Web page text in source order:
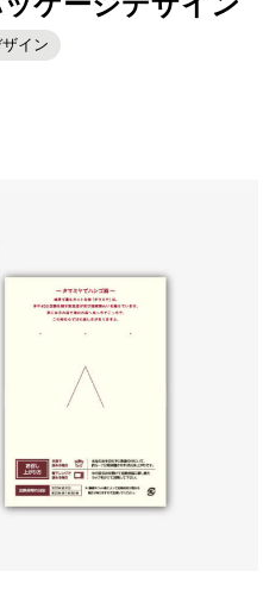
イン